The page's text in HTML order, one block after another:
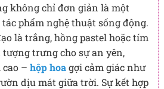
không chỉ đơn giản là một
phẩm nghệ thuật sống động.
là trắng, hồng pastel hoặc tím
tượng trưng cho sự an yên,
– hộp hoagợi cảm giác như
dịu mát giữa trời. Sự kết hợp